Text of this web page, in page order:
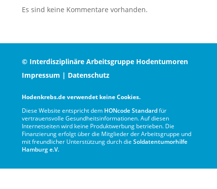
Es sind keine Kommentare vorhanden.
© Interdisziplinäre Arbeitsgruppe Hodentumoren
Impressum | Datenschutz
Hodenkrebs.de verwendet keine Cookies.
Diese Website entspricht dem HONcode Standardfür
vertrauensvolle Gesundheitsinformationen. Auf diesen
Internetseiten wird keine Produktwerbung betrieben. Die
Finanzierung erfolgt über die Mitglieder der Arbeitsgruppe und
mit freundlicher Unterstützung durch die Soldatentumorhilfe
Hamburg e.V.